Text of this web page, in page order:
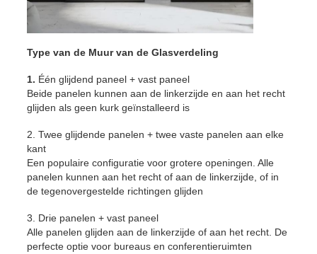
Type van de Muur van de Glasverdeling
1. Één glijdend paneel + vast paneel
Beide panelen kunnen aan de linkerzijde en aan het recht
glijden als geen kurk geïnstalleerd is
2. Twee glijdende panelen + twee vaste panelen aan elke
kant
Een populaire configuratie voor grotere openingen. Alle
panelen kunnen aan het recht of aan de linkerzijde, of in
de tegenovergestelde richtingen glijden
3. Drie panelen + vast paneel
Alle panelen glijden aan de linkerzijde of aan het recht. De
perfecte optie voor bureaus en conferentieruimten